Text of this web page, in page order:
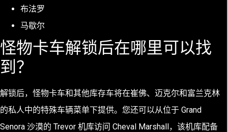
布法罗
马歇尔
怪物卡车解锁后在哪里可以找
到？
解锁后，怪物卡车和其他库存车将在崔佛、迈克尔和富兰克林
的私人中的特殊车辆菜单下提供。您还可以从位于 Grand
Senora 沙漠的 Trevor 机库访问 Cheval Marshall，该机库配备